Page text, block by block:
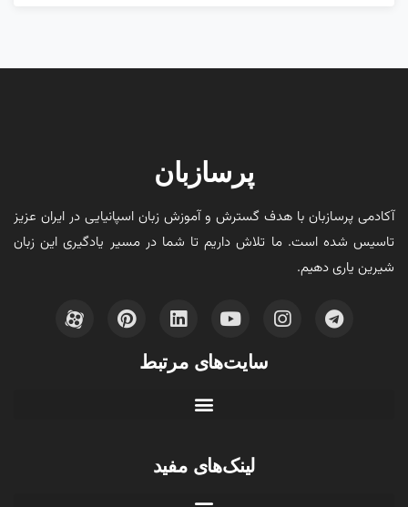
پرسازبان
آکادمی پرسازبان با هدف گسترش و آموزش زبان اسپانیایی در ایران عزیز
تاسیس شده است. ما تلاش داریم تا شما در مسیر یادگیری این زبان
شیرین یاری دهیم.
سایت‌های مرتبط
لینک‌های مفید